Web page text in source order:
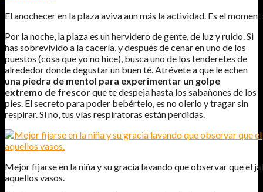
El anochecer en la plaza aviva aun más la actividad. Es el
Por la noche, la plaza es un hervidero de gente, de luz y ruido. Si
has sobrevivido a la cacería, y después de cenar en uno de los
puestos (cosa que yo no hice), busca uno de los tenderetes de
alrededor donde degustar un buen té. Atrévete a que le echen
una piedra de mentol para experimentar un golpe
extremo de frescorque te despeja hasta los sabañones de los
pies. El secreto para poder bebértelo, es no olerlo y tragar sin
respirar. Si no, tus vías respiratoras están perdidas.
Mejor fijarse en la niña y su gracia lavando que observar que el
aquellos vasos.